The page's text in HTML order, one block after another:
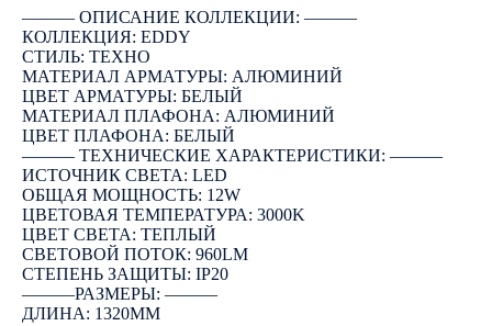
――― ОПИСАНИЕ КОЛЛЕКЦИИ: ―――
КОЛЛЕКЦИЯ: EDDY
СТИЛЬ: ТЕХНО
МАТЕРИАЛ АРМАТУРЫ: АЛЮМИНИЙ
ЦВЕТ АРМАТУРЫ: БЕЛЫЙ
МАТЕРИАЛ ПЛАФОНА: АЛЮМИНИЙ
ЦВЕТ ПЛАФОНА: БЕЛЫЙ
――― ТЕХНИЧЕСКИЕ ХАРАКТЕРИСТИКИ: ―――
ИСТОЧНИК СВЕТА: LED
ОБЩАЯ МОЩНОСТЬ: 12W
ЦВЕТОВАЯ ТЕМПЕРАТУРА: 3000K
ЦВЕТ СВЕТА: ТЕПЛЫЙ
СВЕТОВОЙ ПОТОК: 960LM
СТЕПЕНЬ ЗАЩИТЫ: IP20
―――РАЗМЕРЫ: ―――
ДЛИНА: 1320ММ